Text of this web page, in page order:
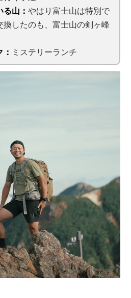
る山：やはり富士山は特別で
換したのも、富士山の剣ヶ峰
ミステリーランチ